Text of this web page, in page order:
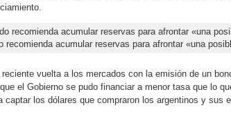
recomienda acumular reservas para afrontar «una
vuelta a los mercados con la emisión de un
el Gobierno se pudo financiar a menor tasa que lo
captar los dólares que compraron los argentinos y sus